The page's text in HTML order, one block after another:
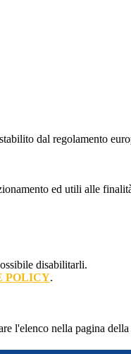
dal regolamento
ed utili alle
disabilitarli.
POLICY.
l'elenco nella pagina